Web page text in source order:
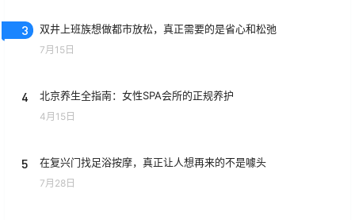
3 双井上班族想做都市放松，真正需要的是省心和松弛
7月15日
4 北京养生全指南：女性SPA会所的正规养护
4月15日
5 在复兴门找足浴按摩，真正让人想再来的不是噱头
7月28日